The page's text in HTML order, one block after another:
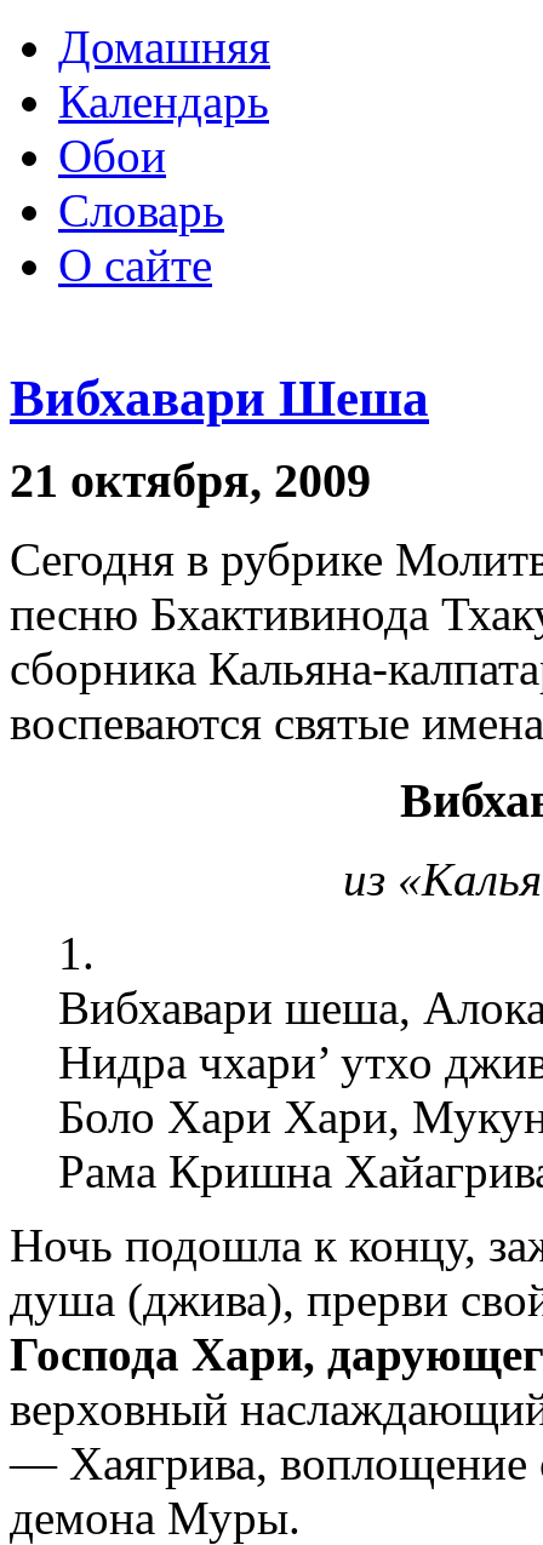
Домашняя
Календарь
Обои
Словарь
О сайте
Вибхавари Шеша
21 октября, 2009
Сегодня в рубрике
песню Бхактивинода
сборника Кальяна-
воспеваются святые
из
1.
Вибхавари шеша,
Нидра чхари’ утхо
Боло Хари Хари,
Рама Кришна
Ночь подошла к концу,
душа (джива), прерви
Господа Хари,
верховный
— Хаягрива, воплощение
демона Муры.